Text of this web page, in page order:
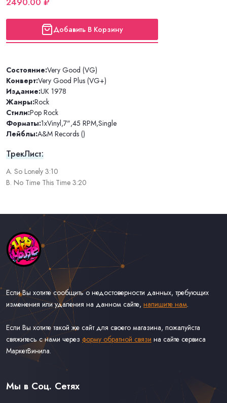
Добавить В Корзину
Состояние:Very Good (VG)
Конверт:Very Good Plus (VG+)
Издание:UK 1978
Жанры:Rock
Стили:Pop Rock
Форматы:1xVinyl,7",45 RPM,Single
Лейблы:A&M Records ()
ТрекЛист:
A. So Lonely 3:10
B. No Time This Time 3:20
Если Вы хотите сообщить о недостоверности данных, требующих
изменения или удаления на данном сайте, напишите нам.
Если Вы хотите такой же сайт для своего магазина, пожалуйста
свяжитесь с нами через форму обратной связи на сайте сервиса
МаркетВинила.
Каталог Музыки на Виниле В Наличии
Доставка и Оплата
Мы в Соц. Сетях